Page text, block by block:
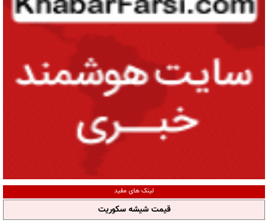
لینک های مفید
قیمت شیشه سکوریت